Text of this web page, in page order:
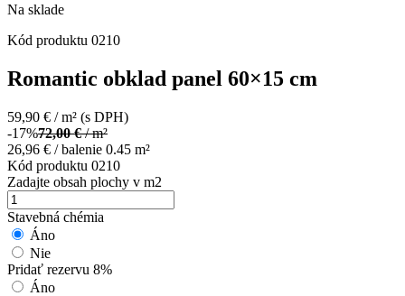
Na sklade
Kód produktu 0210
Romantic obklad panel 60×15 cm
59,90 € / m² (s DPH)
-17%72,00€/ m²
26,96 € / balenie 0.45 m²
Kód produktu 0210
Zadajte obsah plochy v m2
Stavebná chémia
Áno
Nie
Pridať rezervu 8%
Áno